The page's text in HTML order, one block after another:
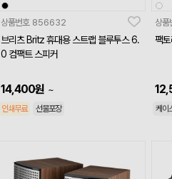
상품번호 856632
브리츠 Britz 휴대용 스트랩 블루투스 6.
0 컴팩트 스피커
14,400원 ~
인쇄무료 선물포장
상품
팩
케이